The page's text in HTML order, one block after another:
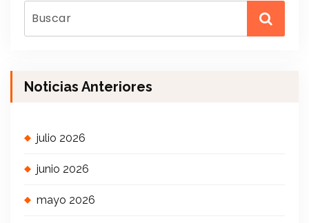
Noticias Anteriores
julio 2026
junio 2026
mayo 2026